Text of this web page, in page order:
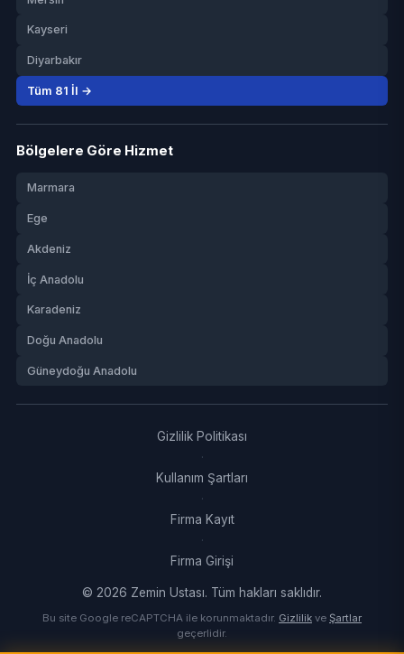
Kayseri
Diyarbakır
Tüm 81 İl →
Bölgelere Göre Hizmet
Marmara
Ege
Akdeniz
İç Anadolu
Karadeniz
Doğu Anadolu
Güneydoğu Anadolu
Gizlilik Politikası
·
Kullanım Şartları
·
Firma Kayıt
·
Firma Girişi
© 2026 Zemin Ustası. Tüm hakları saklıdır.
Bu site Google reCAPTCHA ile korunmaktadır. Gizlilik ve Şartlar
geçerlidir.